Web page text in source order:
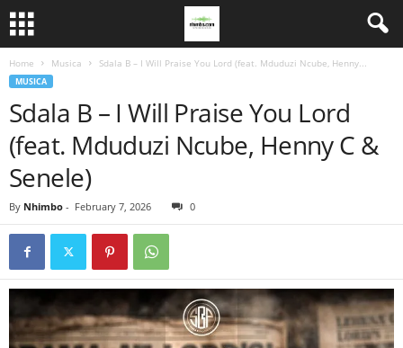
Home Musica Sdala B – I Will Praise You Lord (feat. Mduduzi Ncube, Henny...
MUSICA
Sdala B – I Will Praise You Lord
(feat. Mduduzi Ncube, Henny C &
Senele)
By Nhimbo - February 7, 2026 0